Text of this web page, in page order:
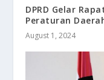
DPRD Gelar
Peraturan
August 1, 2024